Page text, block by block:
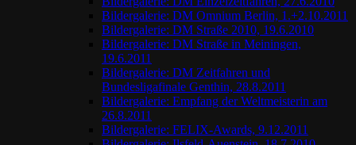
Bildergalerie: DM Omnium Berlin, 1.+2.10.2011
Bildergalerie: DM Straße 2010, 19.6.2010
Bildergalerie: DM Straße in Meiningen,
19.6.2011
Bildergalerie: DM Zeitfahren und
Bundesligafinale Genthin, 28.8.2011
Bildergalerie: Empfang der Weltmeisterin am
26.8.2011
Bildergalerie: FELIX-Awards, 9.12.2011